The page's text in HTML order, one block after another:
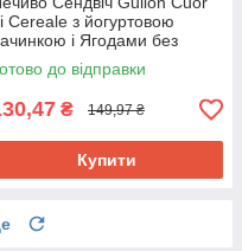
Cereale з йогуртовою
і Ягодами без
олії 220 г Іспанія
до відправки
₴ 149,97 ₴
Купити